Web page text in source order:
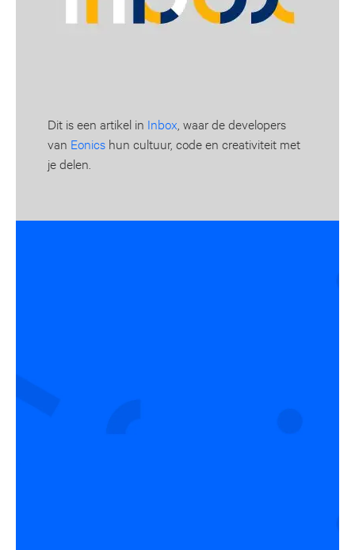
Dit is een artikel in Inbox , waar de developers
van Eonics hun cultuur, code en creativiteit met
je delen.